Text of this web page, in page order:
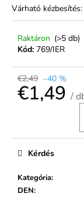
Várható kézbesítés:
Raktáron (>5 db)
Kód: 769/IER
€2,49 –40 %
€1,49 /
Kategória:
DEN:
Kérdés
€1,99